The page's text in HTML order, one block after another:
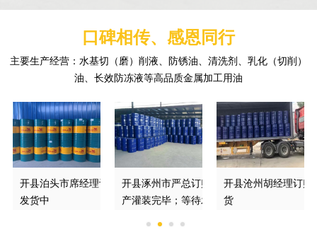
口碑相传、感恩同行
主要生产经营：水基切（磨）削液、防锈油、清洗剂、乳化（切削）
油、长效防冻液等高品质金属加工用油
购的防锈切削液正在
开县泊头市席经理订购的DGM370*磨削液
发货中
开县涿州市严总订购的绿色切削液已经生
产灌装完毕；等待发车
开县沧州胡经理订购
货